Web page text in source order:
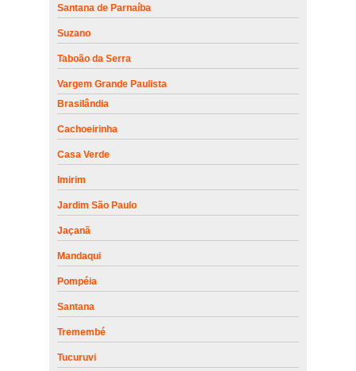
Santana de Parnaíba
Suzano
Taboão da Serra
Vargem Grande Paulista
Brasilândia
Cachoeirinha
Casa Verde
Imirim
Jardim São Paulo
Jaçanã
Mandaqui
Pompéia
Santana
Tremembé
Tucuruvi